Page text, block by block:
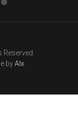
byAlx